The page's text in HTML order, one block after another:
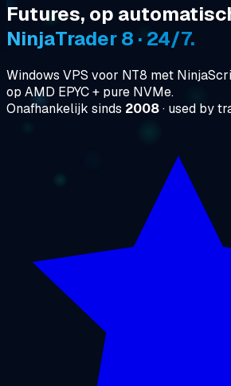
Futures, op
NinjaTrader 8 · 24/7.
Windows VPS voor NT8 met
op AMD EPYC + pure NVMe.
Onafhankelijk sinds 2008· used by